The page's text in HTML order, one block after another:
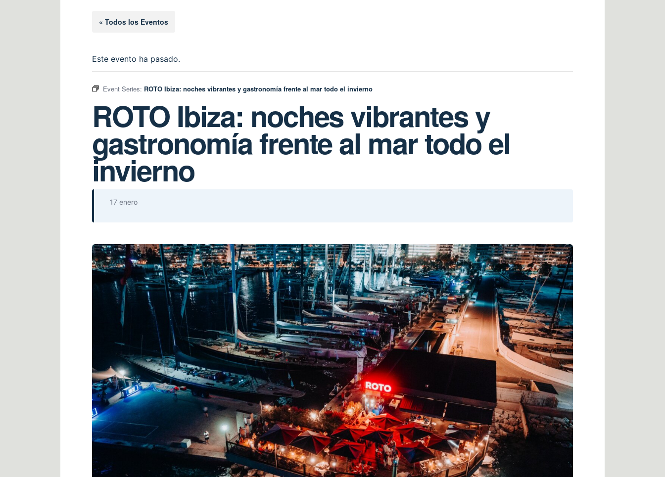
« Todos los Eventos
Este evento ha pasado.
Event Series: ROTO Ibiza: noches vibrantes y gastronomía frente al mar todo el invierno
ROTO Ibiza: noches vibrantes y
gastronomía frente al mar todo el
invierno
17 enero